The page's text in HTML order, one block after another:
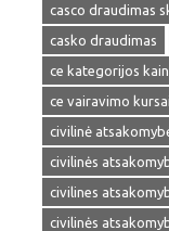
casco draudimas
casko draudimas
ce kategorijos
ce vairavimo kursai
civilinė
civilinės
civilines
civilinės